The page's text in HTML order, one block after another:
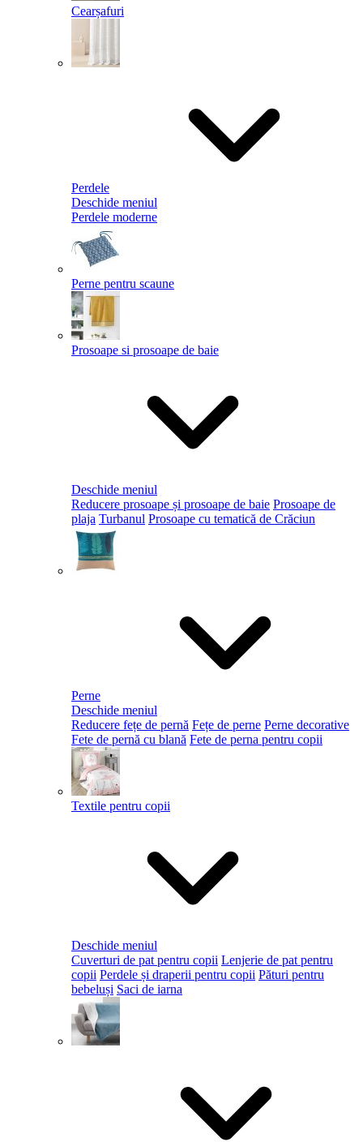
Cearșafuri
Perdele
Deschide meniul
Perdele moderne
Perne pentru scaune
Prosoape si prosoape de baie
Deschide meniul
Reducere prosoape și prosoape de baie Prosoape de
plaja Turbanul Prosoape cu tematică de Crăciun
Perne
Deschide meniul
Reducere fețe de pernă Fețe de perne Perne decorative
Fete de pernă cu blană Fete de perna pentru copii
Textile pentru copii
Deschide meniul
Cuverturi de pat pentru copii Lenjerie de pat pentru
copii Perdele și draperii pentru copii Pături pentru
bebeluși Saci de iarna